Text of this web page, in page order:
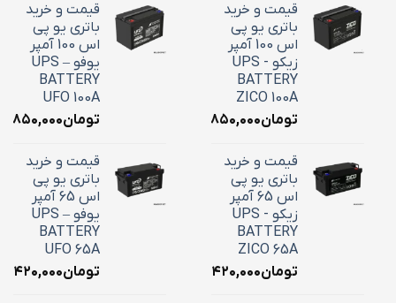
قیمت و خرید
باتری یو پی
اس 100 آمپر
زیکو - UPS
BATTERY
ZICO 100A
تومان۳۶,۸۵۰,۰۰۰
قیمت و خرید
باتری یو پی
اس 65 آمپر
زیکو - UPS
BATTERY
ZICO 65A
تومان۲۴,۴۲۰,۰۰۰
قیمت و خرید
باتری یو پی
اس 100 آمپر
یوفو – UPS
BATTERY
UFO 100A
تومان
قیمت و خرید
باتری یو پی
اس 65 آمپر
یوفو – UPS
BATTERY
UFO 65A
تومان